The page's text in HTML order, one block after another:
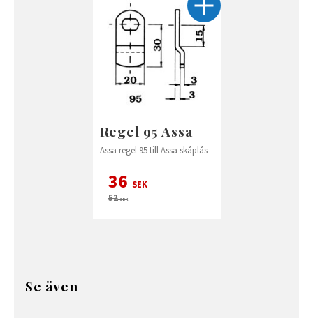
Regel 95 Assa
Assa regel 95 till Assa skåplås
36 SEK
52SEK
Se även